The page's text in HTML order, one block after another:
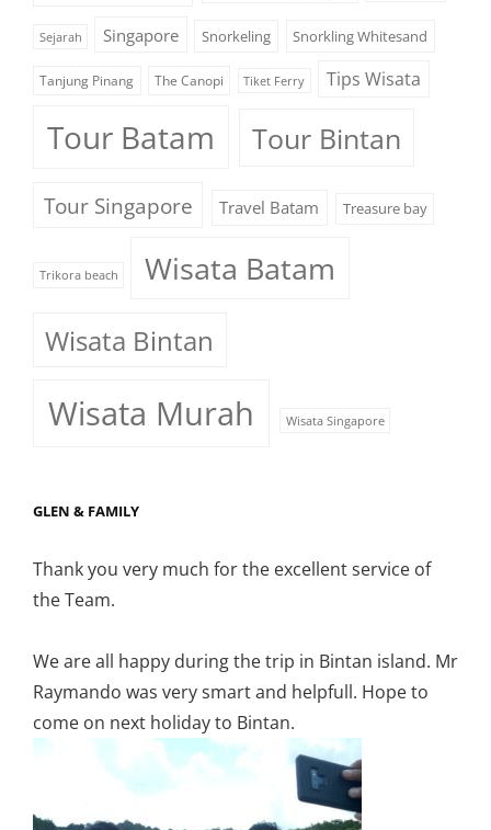
Sejarah Singapore Snorkeling Snorkling Whitesand
Tanjung Pinang The Canopi Tiket Ferry Tips Wisata
Tour Batam Tour Bintan
Tour Singapore Travel Batam Treasure bay
Trikora beach Wisata Batam
Wisata Bintan
Wisata Murah Wisata Singapore
GLEN & FAMILY
Thank you very much for the excellent service of
the Team.
We are all happy during the trip in Bintan island. Mr
Raymando was very smart and helpfull. Hope to
come on next holiday to Bintan.